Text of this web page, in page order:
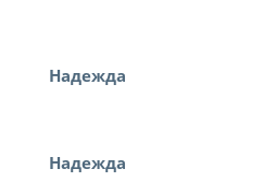
Надежда
Надежда